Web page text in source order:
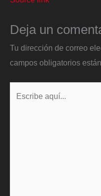
Deja un
Tu dirección de correo
campos obligatorios